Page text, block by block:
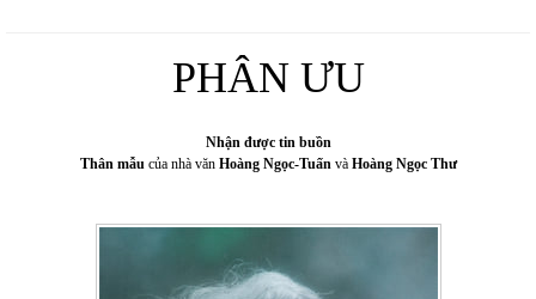
PHÂN ƯU
Nhận được tin buồn
Thân mẫucủa nhà văn Hoàng Ngọc-Tuấnvà Hoàng Ngọc Thư